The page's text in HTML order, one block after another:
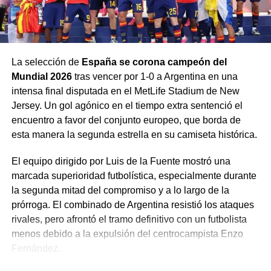
hostigamiento:
Cierre de iglesias:Se estima que el80% de las
Detenciones y violencia:Arkani denunció que
pastores y cuatro líderesde su propia
congregación fueron golpeados y detenidos por
las autoridades.
Leyes restrictivas:Se ha aprobado legislación
años durante procesos judiciales, y se prohíbe a los
locales alquilar espacios para cultos.
A pesar de la represión, el ministerio continúa operando
en la clandestinidad a través de «casas de misericordia»,
donde brindan alimento a niños y talleres de costura para
mujeres, mientras realizan discipulados «en la
La selección de España se corona campeón del
Mundial 2026tras vencer por 1-0 a Argentina en una
intensa final disputada en el MetLife Stadium de New
Jersey. Un gol agónico en el tiempo extra sentenció el
encuentro a favor del conjunto europeo, que borda de
esta manera la segunda estrella en su camiseta histórica.
El equipo dirigido por Luis de la Fuente mostró una
marcada superioridad futbolística, especialmente durante
la segunda mitad del compromiso y a lo largo de la
prórroga. El combinado de Argentina resistió los ataques
rivales, pero afrontó el tramo definitivo con un futbolista
menos debido a la expulsión del centrocampista Enzo
Fernández.